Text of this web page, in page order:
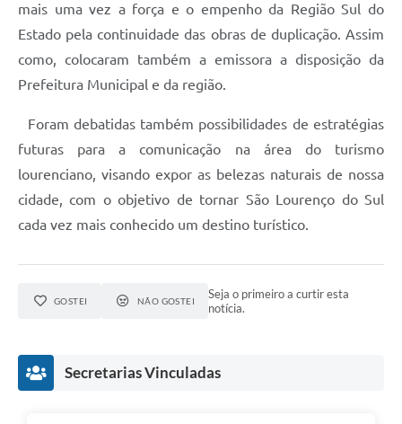
mais uma vez a força e o empenho da Região Sul do
Estado pela continuidade das obras de duplicação. Assim
como, colocaram também a emissora a disposição da
Prefeitura Municipal e da região.
Foram debatidas também possibilidades de estratégias
futuras para a comunicação na área do turismo
lourenciano, visando expor as belezas naturais de nossa
cidade, com o objetivo de tornar São Lourenço do Sul
cada vez mais conhecido um destino turístico.
GOSTEI NÃO GOSTEI
Seja o primeiro a curtir esta
notícia.
Secretarias Vinculadas